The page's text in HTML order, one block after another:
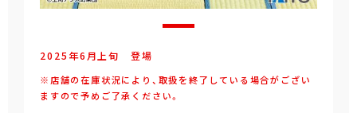
2025年6 月 上旬 登場
※店舗の在庫状況により、取扱を終了している場合がござい
ますので予めご了承ください。